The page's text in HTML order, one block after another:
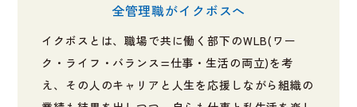
全管理職がイクボスへ
イクボスとは、職場で共に働く部下のWLB(ワー
ク・ライフ・バランス=仕事・生活の両立)を考
え、その人のキャリアと人生を応援しながら組織の